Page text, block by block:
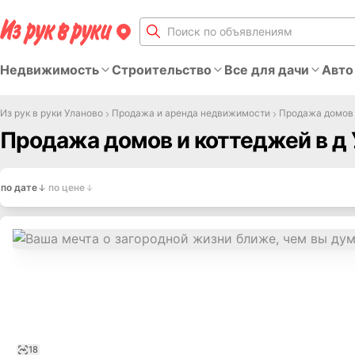
Недвижимость Строительство Все для дачи
Из рук в руки Уланово Продажа и аренда недвижимости Продажа домов
Продажа домов и коттеджей в д
по дате по цене
18